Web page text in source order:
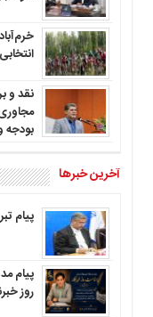
نقد و
بودجه
آخرین خبرها
پیام
پیام
روز